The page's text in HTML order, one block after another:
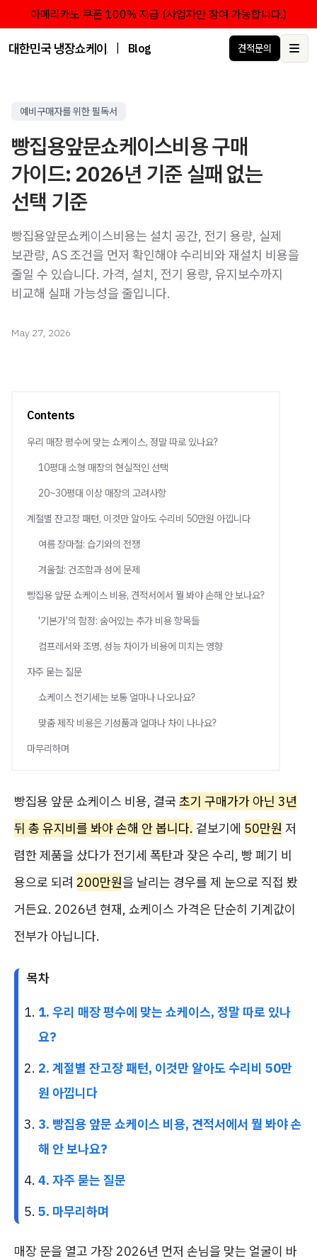
아메리카노 쿠폰 100% 지급 (사업자만 참여 가능합니다.)
대한민국 냉장쇼케이스 점유율 1위 브랜드 한성쇼케이스
Blog 견적문의
예비구매자를 위한 필독서
빵집용앞문쇼케이스비용 구매
가이드: 2026년 기준 실패 없는
선택 기준
빵집용앞문쇼케이스비용는 설치 공간, 전기 용량, 실제
보관량, AS 조건을 먼저 확인해야 수리비와 재설치 비용을
줄일 수 있습니다. 가격, 설치, 전기 용량, 유지보수까지
비교해 실패 가능성을 줄입니다.
May 27, 2026
Contents
우리 매장 평수에 맞는 쇼케이스, 정말 따로 있나요?
10평대 소형 매장의 현실적인 선택
20~30평대 이상 매장의 고려사항
계절별 잔고장 패턴, 이것만 알아도 수리비 50만원 아낍니다
여름 장마철: 습기와의 전쟁
겨울철: 건조함과 성에 문제
빵집용 앞문 쇼케이스 비용, 견적서에서 뭘 봐야 손해 안 보나요?
'기본가'의 함정: 숨어있는 추가 비용 항목들
컴프레서와 조명, 성능 차이가 비용에 미치는 영향
자주 묻는 질문
쇼케이스 전기세는 보통 얼마나 나오나요?
맞춤 제작 비용은 기성품과 얼마나 차이 나나요?
마무리하며
빵집용 앞문 쇼케이스 비용, 결국 초기 구매가가 아닌 3년
뒤 총 유지비를 봐야 손해 안 봅니다. 겉보기에 50만원 저
렴한 제품을 샀다가 전기세 폭탄과 잦은 수리, 빵 폐기 비
용으로 되려 200만원을 날리는 경우를 제 눈으로 직접 봤
거든요. 2026년 현재, 쇼케이스 가격은 단순히 기계값이
전부가 아닙니다.
목차
1. 우리 매장 평수에 맞는 쇼케이스, 정말 따로 있나
요?
2. 계절별 잔고장 패턴, 이것만 알아도 수리비 50만
원 아낍니다
3. 빵집용 앞문 쇼케이스 비용, 견적서에서 뭘 봐야 손
해 안 보나요?
4. 자주 묻는 질문
5. 마무리하며
매장 문을 열고 가장 2026년 먼저 손님을 맞는 얼굴이 바